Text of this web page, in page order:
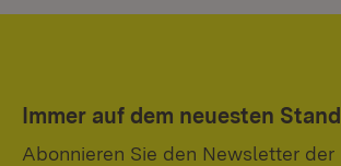
Immer auf dem neuesten Stand
Abonnieren Sie den Newsletter der